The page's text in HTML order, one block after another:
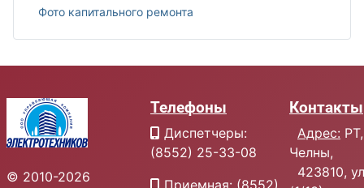
Фото капитального ремонта
© 2010-2026
Телефоны
Диспетчеры:
(8552) 25-33-08
Контакты
Адрес:
Челны,
423810,